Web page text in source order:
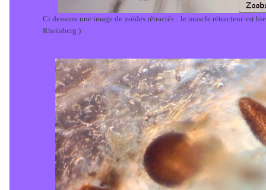
Ci dessous une image de zoïdes rétractés : le muscle rétracteur est
Rheinberg )